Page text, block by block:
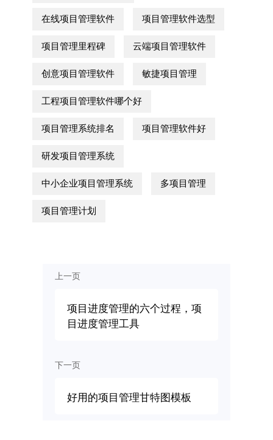
在线项目管理软件 项目管理软件选型
项目管理里程碑 云端项目管理软件
创意项目管理软件 敏捷项目管理
工程项目管理软件哪个好
项目管理系统排名 项目管理软件好
研发项目管理系统
中小企业项目管理系统 多项目管理
项目管理计划
上一页
项目进度管理的六个过程，项
目进度管理工具
下一页
好用的项目管理甘特图模板